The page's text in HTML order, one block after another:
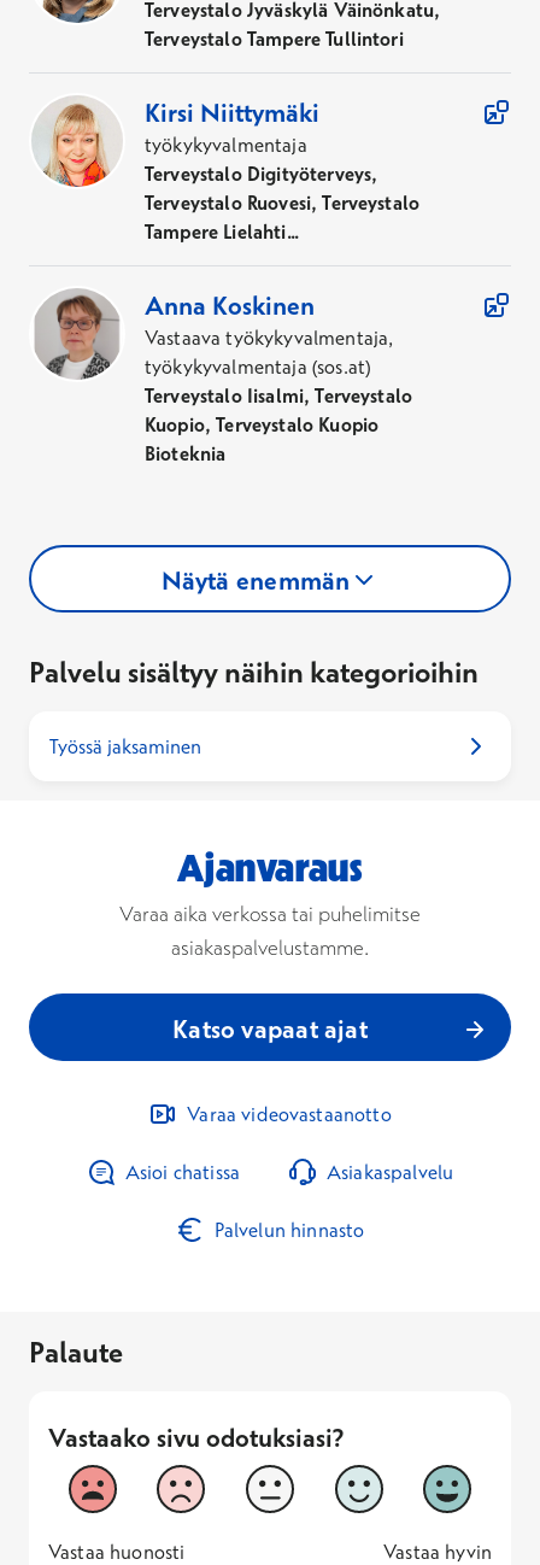
Terveystalo Jyväskylä Väinönkatu,
Terveystalo Tampere Tullintori
Kirsi Niittymäki
työkykyvalmentaja
Terveystalo Digityöterveys,
Terveystalo Ruovesi, Terveystalo
Tampere Lielahti...
Anna Koskinen
Vastaava työkykyvalmentaja,
työkykyvalmentaja (sos.at)
Terveystalo Iisalmi, Terveystalo
Kuopio, Terveystalo Kuopio
Bioteknia
Näytä enemmän
Palvelu sisältyy näihin kategorioihin
Työssä jaksaminen
Ajanvaraus
Varaa aika verkossa tai puhelimitse
asiakaspalvelustamme.
Katso vapaat ajat
Varaa videovastaanotto
Asioi chatissa Asiakaspalvelu
Palvelun hinnasto
Palaute
Vastaako sivu odotuksiasi?
Vastaako sivu odotuksiasi?
1
Vastaa huonosti
2 3 4
5
Vastaa
1 -
Vastaa huonosti
— 5 -
Vastaa hyvin